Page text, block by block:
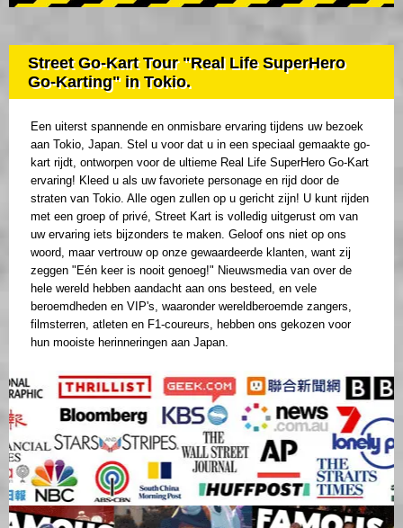
Street Go-Kart Tour "Real Life SuperHero
Go-Karting" in Tokio.
Een uiterst spannende en onmisbare ervaring tijdens uw bezoek
aan Tokio, Japan. Stel u voor dat u in een speciaal gemaakte go-
kart rijdt, ontworpen voor de ultieme Real Life SuperHero Go-Kart
ervaring! Kleed u als uw favoriete personage en rijd door de
straten van Tokio. Alle ogen zullen op u gericht zijn! U kunt rijden
met een groep of privé, Street Kart is volledig uitgerust om van
uw ervaring iets bijzonders te maken. Geloof ons niet op ons
woord, maar vertrouw op onze gewaardeerde klanten, want zij
zeggen "Eén keer is nooit genoeg!" Nieuwsmedia van over de
hele wereld hebben aandacht aan ons besteed, en vele
beroemdheden en VIP's, waaronder wereldberoemde zangers,
filmsterren, atleten en F1-coureurs, hebben ons gekozen voor
hun mooiste herinneringen aan Japan.